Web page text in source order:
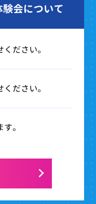
会について
ださい。
ださい。
。